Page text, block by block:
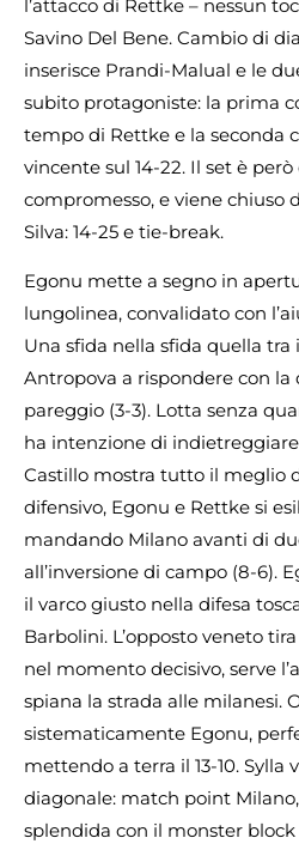
l’attacco di Rettke – nessun
Savino Del Bene. Cambio di
inserisce Prandi-Malual e le
subito protagoniste: la prima
tempo di Rettke e la seconda
vincente sul 14-22. Il set è
compromesso, e viene chiuso
Silva: 14-25 e tie-break.
Egonu mette a segno in
lungolinea, convalidato con
Una sfida nella sfida quella tra
Antropova a rispondere con
pareggio (3-3). Lotta senza
ha intenzione di
Castillo mostra tutto il meglio
difensivo, Egonu e Rettke si
mandando Milano avanti di
all’inversione di campo (8-6).
il varco giusto nella difesa
Barbolini. L’opposto veneto
nel momento decisivo, serve
spiana la strada alle milanesi.
sistematicamente Egonu,
mettendo a terra il 13-10. Sylla
diagonale: match point
splendida con il monster block